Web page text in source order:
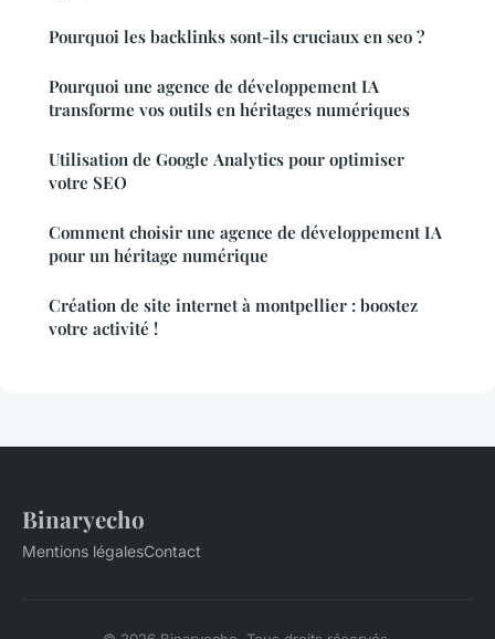
Pourquoi les backlinks sont-ils cruciaux en seo ?
Pourquoi une agence de développement IA
transforme vos outils en héritages numériques
Utilisation de Google Analytics pour optimiser
votre SEO
Comment choisir une agence de développement IA
pour un héritage numérique
Création de site internet à montpellier : boostez
votre activité !
Binaryecho
Mentions légalesContact